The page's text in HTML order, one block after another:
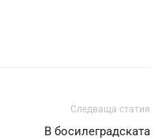
Следваща статия
В босилеградската